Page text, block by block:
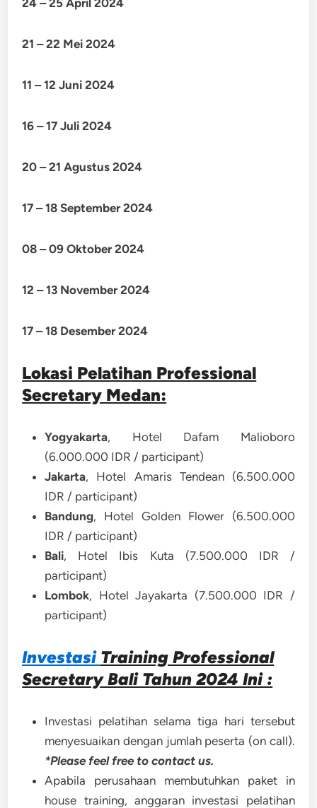
24 – 25 April 2024
21 – 22 Mei 2024
11 – 12 Juni 2024
16 – 17 Juli 2024
20 – 21 Agustus 2024
17 – 18 September 2024
08 – 09 Oktober 2024
12 – 13 November 2024
17 – 18 Desember 2024
Lokasi Pelatihan Professional
Secretary Medan:
Yogyakarta, Hotel Dafam Malioboro
(6.000.000 IDR / participant)
Jakarta, Hotel Amaris Tendean (6.500.000
IDR / participant)
Bandung, Hotel Golden Flower (6.500.000
IDR / participant)
Bali, Hotel Ibis Kuta (7.500.000 IDR /
participant)
Lombok, Hotel Jayakarta (7.500.000 IDR /
participant)
Investasi Training Professional
Secretary Bali Tahun 2024 Ini :
Investasi pelatihan selama tiga hari tersebut
menyesuaikan dengan jumlah peserta (on call).
*Please feel free to contact us.
Apabila perusahaan membutuhkan paket in
house training, anggaran investasi pelatihan